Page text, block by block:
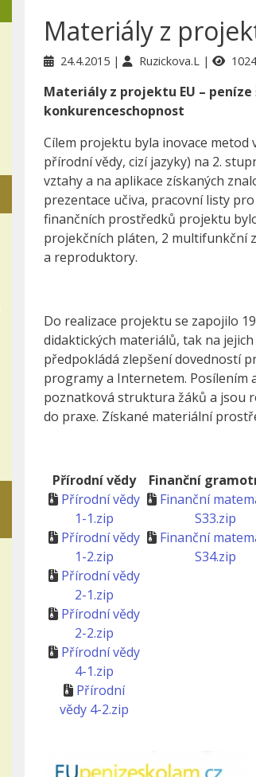
Materiály z
24.4.2015 Ruzickova.L
Materiály z projektu EU –
konkurenceschopnost
Cílem projektu byla inovace metod
přírodní vědy, cizí jazyky) na 2.
vztahy a na aplikace získaných
prezentace učiva, pracovní listy
finančních prostředků projektu
projekčních pláten, 2 multifunkční
a reproduktory.
Do realizace projektu se zapojilo
didaktických materiálů, tak na
předpokládá zlepšení dovedností
programy a Internetem. Posílením
poznatková struktura žáků a jsou
do praxe. Získané materiální
Přírodní vědy Finanční
Přírodní vědy
1-1.zip
Finanční
S33.zip
Přírodní vědy
1-2.zip
Finanční
S34.zip
Přírodní vědy
2-1.zip
Přírodní vědy
2-2.zip
Přírodní vědy
4-1.zip
Přírodní
vědy 4-2.zip